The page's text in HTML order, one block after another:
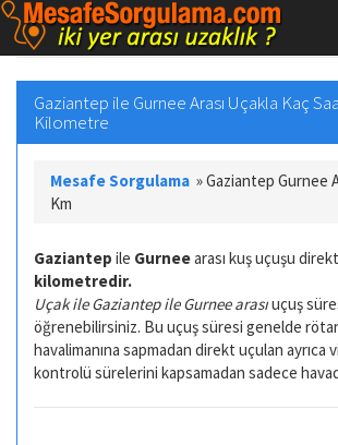
Gaziantep ile Gurnee Arası Uçakla Kaç
Kilometre
Mesafe Sorgulama »Gaziantep Gurnee
Km
Gaziantep ile Gurneearası kuş uçuşu
kilometredir.
Uçak ile Gaziantep ile Gurnee arasıuçuş
öğrenebilirsiniz. Bu uçuş süresi genelde
havalimanına sapmadan direkt uçulan ayrıca
kontrolü sürelerini kapsamadan sadece